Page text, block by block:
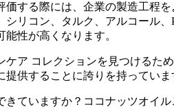
価する際には、企業の製造工程
シリコン、タルク、アルコール
性が高くなります。
ケア コレクションを見つけるた
供することに誇りを持っていま
きていますか？ココナッツオイ